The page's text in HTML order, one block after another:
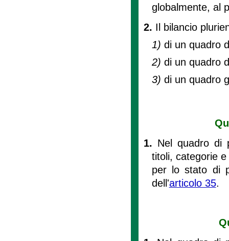
globalmente, al
2. Il bilancio
1) di un quadro
2) di un quadro
3) di un quadro
1. Nel quadro di
titoli, categorie
per lo stato di
dell'articolo 35.